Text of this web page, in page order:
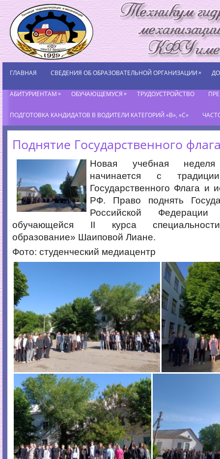
ГЛАВНАЯ СВЕДЕНИЯ ОБ ОБРАЗОВАТЕЛЬНОЙ ОРГАНИЗАЦИИ»
АБИТУРИЕНТАМ» ОБУЧАЮЩЕМУСЯ» ТРУДОУСТРОЙСТВО
ПОДГОТОВКА КАНДИДАТОВ В ВОДИТЕЛИ КАТЕГОРИЙ «В», «С»
Поднятие Государственного
Новая учебная
начинается с
Государственного Флага и
РФ. Право поднять
Российской Федерации
обучающейся II курса
образование» Шаиповой Лиане.
Фото: студенческий медиацентр